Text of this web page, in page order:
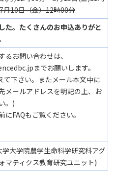
10日（金）12時00分
た。たくさんのお申込ありがと
るお問い合わせは、
までお願いします。
て下さい。またメール本文中に
メールアドレスを明記の上、お
。)
にFAQもご覧ください。
学大学院農学生命科学研究科アグ
マティクス教育研究ユニット)